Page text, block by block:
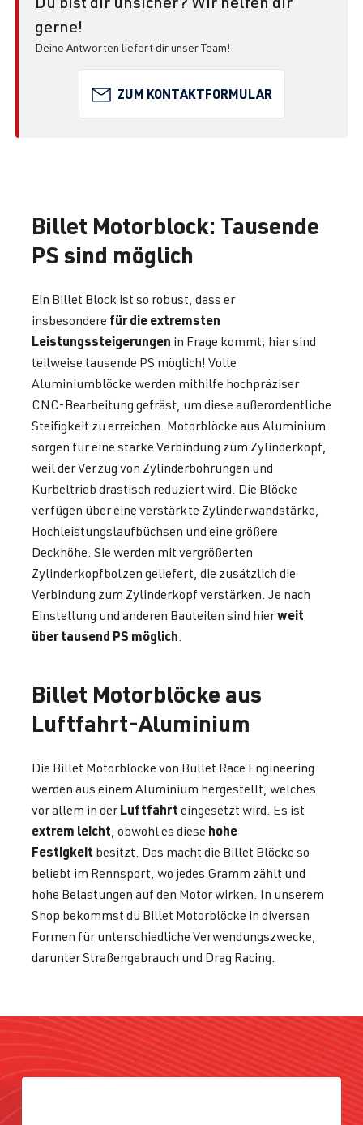
gerne!
Deine Antworten liefert dir unser Team!
ZUM KONTAKTFORMULAR
Billet Motorblock: Tausende
PS sind möglich
Ein Billet Block ist so robust, dass er
insbesondere für die extremsten
Leistungssteigerungen in Frage kommt; hier sind
teilweise tausende PS möglich! Volle
Aluminiumblöcke werden mithilfe hochpräziser
CNC-Bearbeitung gefräst, um diese außerordentliche
Steifigkeit zu erreichen. Motorblöcke aus Aluminium
sorgen für eine starke Verbindung zum Zylinderkopf,
weil der Verzug von Zylinderbohrungen und
Kurbeltrieb drastisch reduziert wird. Die Blöcke
verfügen über eine verstärkte Zylinderwandstärke,
Hochleistungslaufbüchsen und eine größere
Deckhöhe. Sie werden mit vergrößerten
Zylinderkopfbolzen geliefert, die zusätzlich die
Verbindung zum Zylinderkopf verstärken. Je nach
Einstellung und anderen Bauteilen sind hierweit
über tausend PS möglich.
Billet Motorblöcke aus
Luftfahrt-Aluminium
Die Billet Motorblöcke von Bullet Race Engineering
werden aus einem Aluminium hergestellt, welches
vor allem in derLuftfahrt eingesetzt wird. Es ist
extrem leicht, obwohl es diese hohe
Festigkeit besitzt. Das macht die Billet Blöcke so
beliebt im Rennsport, wo jedes Gramm zählt und
hohe Belastungen auf den Motor wirken. In unserem
Shop bekommst du Billet Motorblöcke in diversen
Formen für unterschiedliche Verwendungszwecke,
darunter Straßengebrauch und Drag Racing.